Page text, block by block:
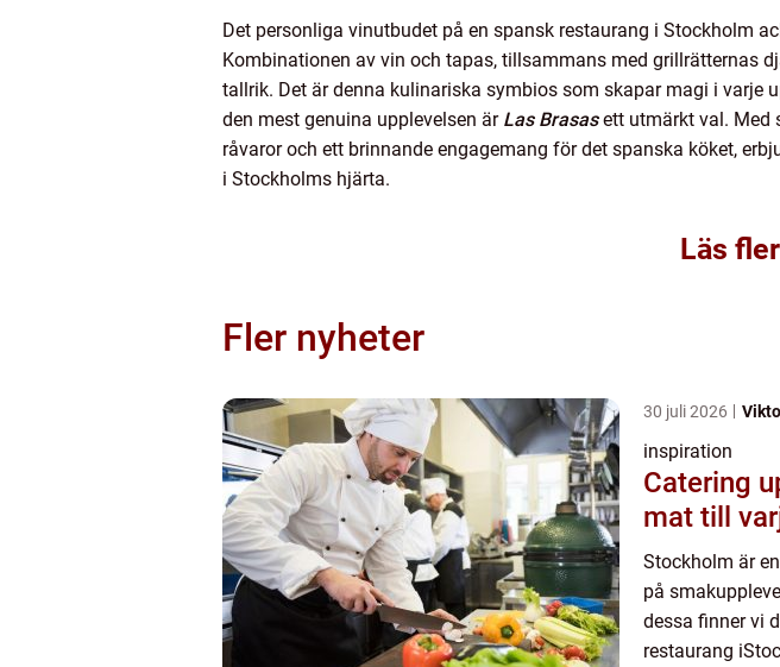
Det personliga vinutbudet på en spansk restaurang i Stockholm
Kombinationen av vin och tapas, tillsammans med grillrätternas
tallrik. Det är denna kulinariska symbios som skapar magi i varje
den mest genuina upplevelsen är Las Brasasett utmärkt val. Med
råvaror och ett brinnande engagemang för det spanska köket,
i Stockholms hjärta.
Läs
Fler nyheter
30 juli 2026
inspiration
Catering uppsala
mat till
Stockholm är
på
dessa finner vi
restaurang